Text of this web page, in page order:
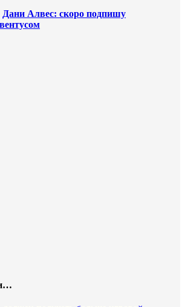
Дани Алвес: скоро подпишу